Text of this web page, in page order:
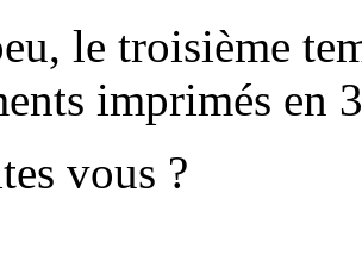
le troisième
imprimés en
vous ?